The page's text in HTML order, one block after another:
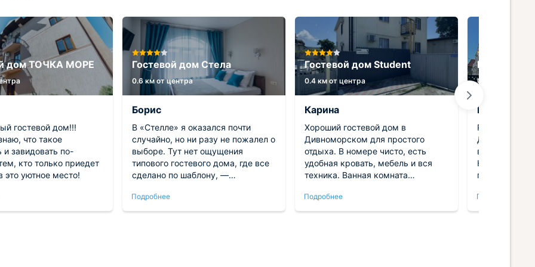
дом ТОЧКА МОРЕ
гостевой дом!!!
что такое
и завидовать по-
кто только приедет
это уютное место!
Гостевой дом Стела
0.6 км от центра
Борис
В «Стелле» я оказался почти
случайно, но ни разу не пожалел о
выборе. Тут нет ощущения
типового гостевого дома, где все
сделано по шаблону, —
подход. Даже в жару в комнате
не душно, воздух постоянно
Подробнее
Гостевой дом Student
0.4 км от центра
Карина
Хороший гостевой дом в
Дивноморском для простого
отдыха. В номере чисто, есть
удобная кровать, мебель и вся
техника. Ванная комната
удобствами. Готовить можно на
общей кухне, это удобно, а
Подробнее
Гостевой
0.9 км от
Елена
Решили
в гостевом
Находится
побережьем
бассейне на
Апартаменты
Подробнее